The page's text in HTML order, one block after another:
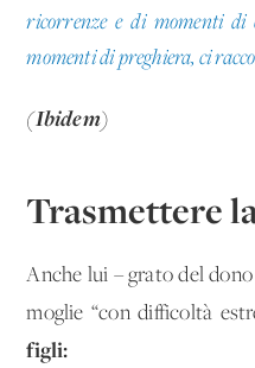
ricorrenze e di momenti di
momenti di preghiera, ci
(Ibidem)
Trasmettere
Anche lui – grato del
moglie “con difficoltà
figli: